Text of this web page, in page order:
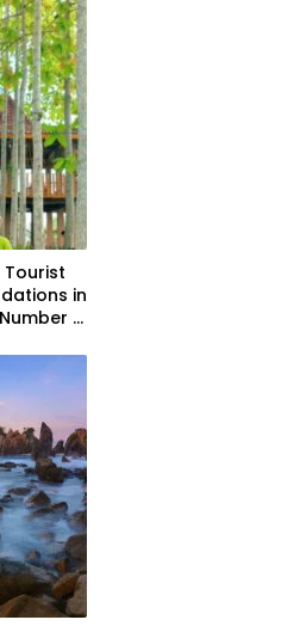
Tourist
in
3